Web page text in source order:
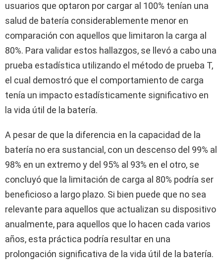
usuarios que optaron por cargar al 100% tenían una
salud de batería considerablemente menor en
comparación con aquellos que limitaron la carga al
80%. Para validar estos hallazgos, se llevó a cabo una
prueba estadística utilizando el método de prueba T,
el cual demostró que el comportamiento de carga
tenía un impacto estadísticamente significativo en
la vida útil de la batería.
A pesar de que la diferencia en la capacidad de la
batería no era sustancial, con un descenso del 99% al
98% en un extremo y del 95% al 93% en el otro, se
concluyó que la limitación de carga al 80% podría ser
beneficioso a largo plazo. Si bien puede que no sea
relevante para aquellos que actualizan su dispositivo
anualmente, para aquellos que lo hacen cada varios
años, esta práctica podría resultar en una
prolongación significativa de la vida útil de la batería.